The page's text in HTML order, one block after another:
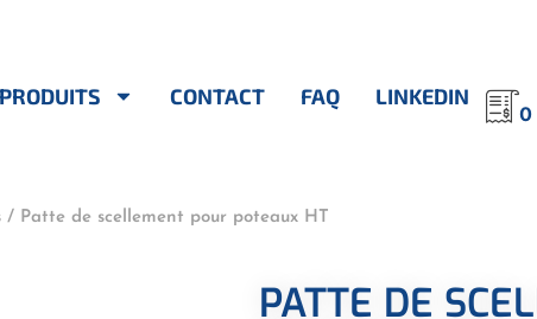
PRODUITS CONTACT FAQ LINKEDIN
0
/ Patte de scellement pour poteaux HT
PATTE DE